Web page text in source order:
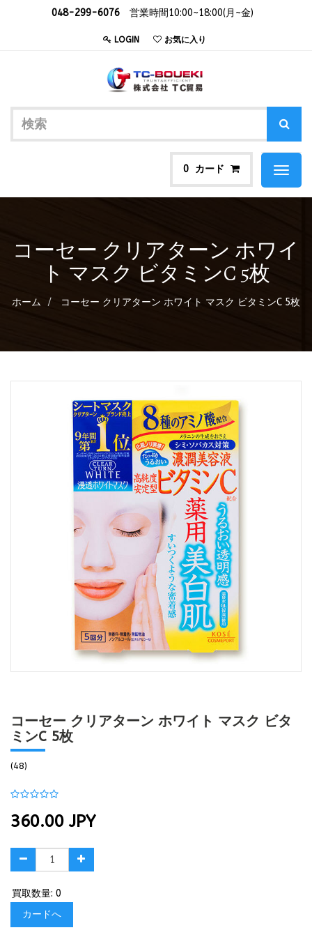
048-299-6076 営業時間10:00~18:00(月~金)
LOGIN お気に入り
0 カード
Toggle
コーセー クリアターン ホワイ
ト マスク ビタミンC 5枚
ホーム コーセー クリアターン ホワイト マスク ビタミンC 5枚
コーセー クリアターン ホワイト マスク ビタ
ミンC 5枚
(48)
360.00 JPY
買取数量: 0
カードへ